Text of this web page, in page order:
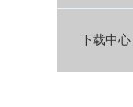
下载中心